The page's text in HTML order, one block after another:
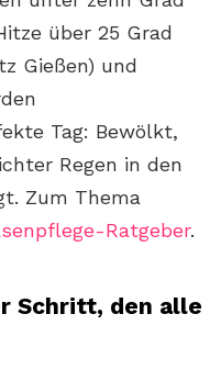
über 25 Grad
Gießen) und
Tag: Bewölkt,
Regen in den
Zum Thema
Ratgeber.
Schritt, den alle